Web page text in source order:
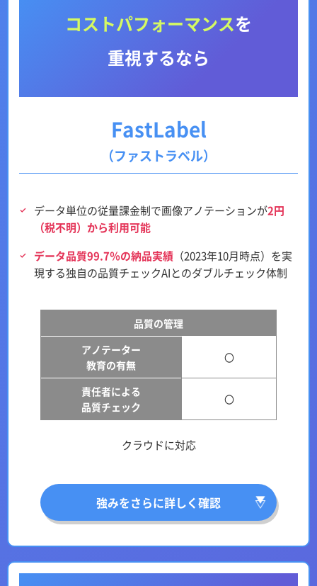
コストパフォーマンスを
重視するなら
FastLabel
（ファストラベル）
データ単位の従量課金制で画像アノテーションが2円
（税不明）から利用可能
データ品質99.7％の納品実績 （2023年10月時点）を実
現する独自の品質チェックAIとのダブルチェック体制
品質の管理
アノテーター
教育の有無
〇
責任者による
品質チェック
〇
クラウドに対応
強みをさらに詳しく確認